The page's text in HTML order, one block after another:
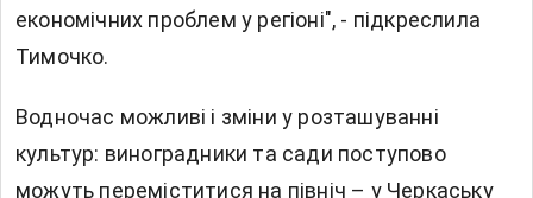
економічних проблем у регіоні", - підкреслила
Тимочко.
Водночас можливі і зміни у розташуванні
культур: виноградники та сади поступово
можуть переміститися на північ – у Черкаську